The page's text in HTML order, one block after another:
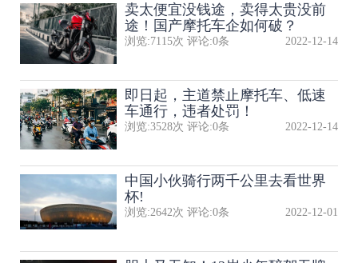
卖太便宜没钱途，卖得太贵没前
途！国产摩托车企如何破？
浏览:7115次 评论:0条 2022-12-14
即日起，主道禁止摩托车、低速
车通行，违者处罚！
浏览:3528次 评论:0条 2022-12-14
中国小伙骑行两千公里去看世界
杯!
浏览:2642次 评论:0条 2022-12-01